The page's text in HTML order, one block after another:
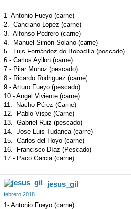
1- Antonio Fueyo (carne)
2.- Canciano Lopez (carne)
3.- Alfonso Pedrero (carne)
4.- Manuel Simón Solano (carne)
5.- Luis Fernández de Bobadilla (pescado)
6.- Carlos Ayllon (carne)
7.- Pilar Munoz (pescado)
8.- Ricardo Rodriguez (carne)
9.- Arturo Fueyo (pescado)
10.- Angel Viviente (carne)
11.- Nacho Pérez (Carne)
12.- Pablo Vispe (Carne)
13.- Gabriel Ruiz (pescado)
14.- Jose Luis Tudanca (carne)
15.- Carlos del Hoyo (carne)
16.- Francisco Díaz (Pescado)
17.- Paco Garcia (carne)
jesus_gil
febrero 2018
1- Antonio Fueyo (carne)